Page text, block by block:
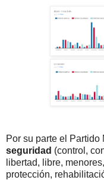
Por su parte el
seguridad (control,
libertad, libre,
protección,